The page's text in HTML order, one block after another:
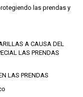
las prendas y
A CAUSA DEL
LAS PRENDAS
LAS PRENDAS